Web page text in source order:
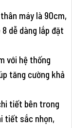
máy là 90cm,
dễ dàng lắp đặt
với hệ thống
tăng cường khả
tiết bên trong
tiết sắc nhọn,